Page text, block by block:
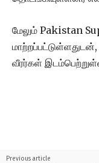
மேலும் Pakistan
வீரர்கள்
Previous article